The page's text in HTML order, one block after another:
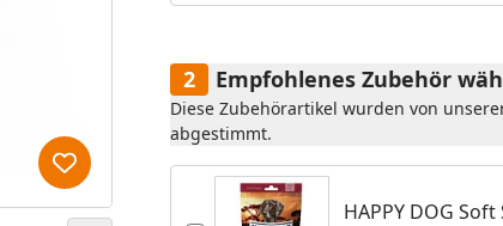
Produkt zur Wunschliste hinzufügen
Empfohlenes Zubehör
Diese Zubehörartikel wurden von
abgestimmt.
HAPPY DOG